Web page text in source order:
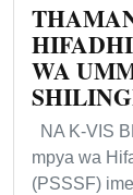
WA
NA K-VIS
mpya wa
(PSSSF)